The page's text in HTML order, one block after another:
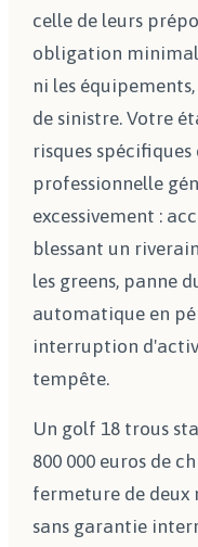
celle de leurs
obligation
ni les
de sinistre. Votre
risques
professionnelle
excessivement :
blessant un
les greens, panne
automatique en
interruption
tempête.
Un golf 18 trous
800 000 euros de
fermeture de deux
sans garantie